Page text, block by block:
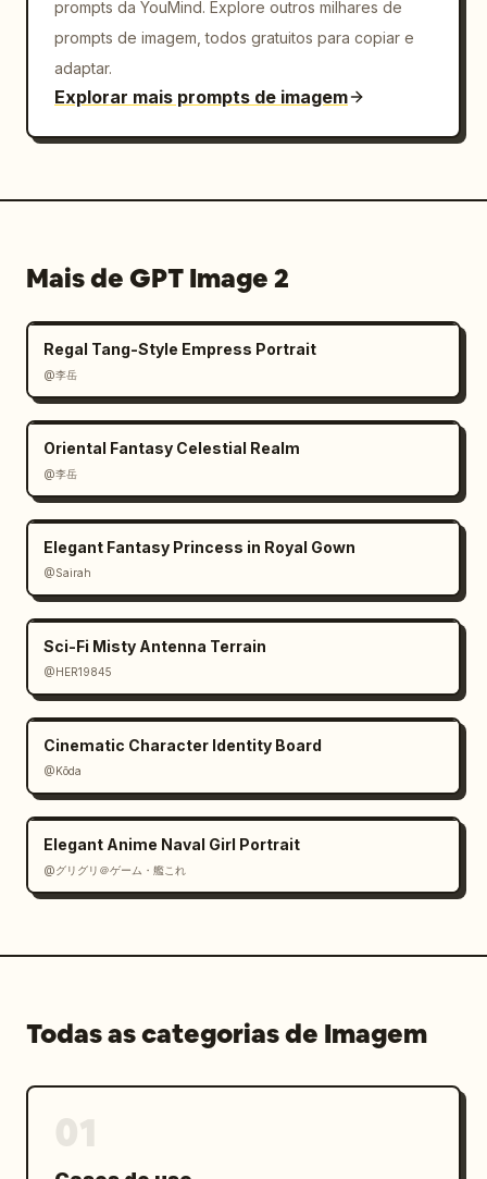
prompts da YouMind. Explore outros milhares de
prompts de imagem, todos gratuitos para copiar e
adaptar.
Explorar mais prompts de imagem
Mais de GPT Image 2
Regal Tang-Style Empress Portrait
@李岳
Oriental Fantasy Celestial Realm
@李岳
Elegant Fantasy Princess in Royal Gown
@Sairah
Sci-Fi Misty Antenna Terrain
@HER19845
Cinematic Character Identity Board
@Kōda
Elegant Anime Naval Girl Portrait
@グリグリ＠ゲーム・艦これ
Todas as categorias de Imagem